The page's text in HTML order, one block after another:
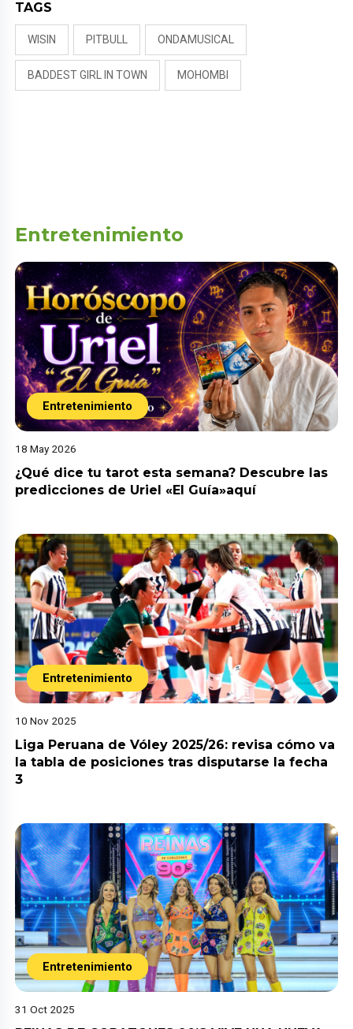
TAGS
WISIN PITBULL ONDAMUSICAL
BADDEST GIRL IN TOWN MOHOMBI
Entretenimiento
Entretenimiento
18 May 2026
¿Qué dice tu tarot esta semana? Descubre las
predicciones de Uriel «El Guía»aquí
Entretenimiento
10 Nov 2025
Liga Peruana de Vóley 2025/26: revisa cómo va
la tabla de posiciones tras disputarse la fecha
3
Entretenimiento
31 Oct 2025